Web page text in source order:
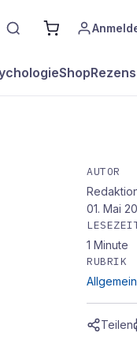
Shop
AUTOR
01. Mai
1 Minute
RUBRIK
Allgemein
Teilen